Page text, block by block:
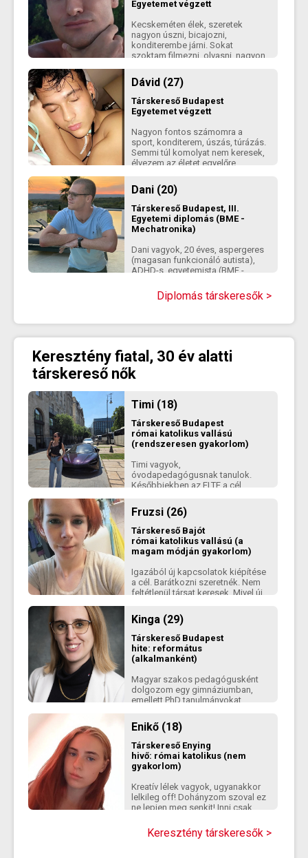
Egyetemet végzett
Kecskeméten élek, szeretek
nagyon úszni, bicajozni,
konditerembe járni. Sokat
szoktam filmezni, olvasni, nagyon
Dávid (27)
Társkereső Budapest
Egyetemet végzett
Nagyon fontos számomra a
sport, konditerem, úszás, túrázás.
Semmi túl komolyat nem keresek,
élvezem az életet egyelőre
Dani (20)
Társkereső Budapest, III.
Egyetemi diplomás (BME -
Mechatronika)
Dani vagyok, 20 éves, aspergeres
(magasan funkcionáló autista),
ADHD-s, egyetemista (BME -
ker.-ben lakom, egyedül élek az 1
éves cicámmal, Ozzyval. Viccesen
szerethető, filozofikus, kreatív
önazonos emberekkel. Nagyon
fontosnak tartom az együtt töltött
minőségi időt egy
mindenre. Egy hosszútávú,
egy lánnyal, ami a kölcsönösség,
jó és rossz megbeszélése,
megértés, önismeret és fejlődés
Diplomás társkeresők >
Keresztény fiatal, 30 év alatti
társkereső nők
Timi (18)
Társkereső Budapest
római katolikus vallású
(rendszeresen gyakorlom)
Timi vagyok,
óvodapedagógusnak tanulok.
Későbbiekben az ELTE a cél.
egy hasonló párt keresek. Edzek,
filmezek, barátnőkkel vagyok, és
olvasok szabadidőmben.
Fruzsi (26)
Társkereső Bajót
római katolikus vallású (a
magam módján gyakorlom)
Igazából új kapcsolatok kiépítése
a cél. Barátkozni szeretnék. Nem
feltétlenül társat keresek. Mivel új
nyílván találkoznod is kell velem
ha jól alakul a kommunikáció.
Kinga (29)
Társkereső Budapest
hite: református
(alkalmanként)
Magyar szakos pedagógusként
dolgozom egy gimnáziumban,
emellett PhD tanulmányokat
legszívesebben
szobanövényeimet gondozom,
keresztrejtvényt fejtek, vagy 3D
kirakósozom. :)
Enikő (18)
Társkereső Enying
hivő: római katolikus (nem
gyakorlom)
Kreatív lélek vagyok, ugyanakkor
lelkileg off! Dohányzom szoval ez
ne lepjen meg senkit! Inni csak
vagy olyan alkalom van!
Keresztény társkeresők >